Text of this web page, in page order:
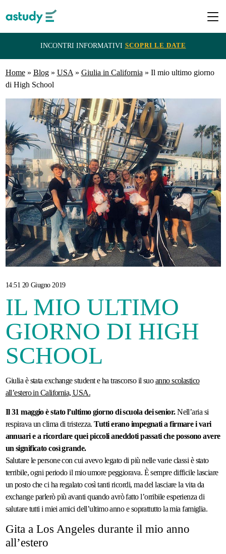
INCONTRI INFORMATIVI SCOPRI LE DATE
Destinazioni
Programmi
ITACA
e
Borse
di
Studio
Prezzi
e
Home» Blog» USA » Giulia in California » Il mio ultimo giorno
di High School
14:51 20 Giugno 2019
IL MIO ULTIMO
GIORNO DI HIGH
SCHOOL
Giulia è stata exchange student e ha trascorso il suoanno scolastico
all’estero in California, USA.
Il 31 maggio è stato l’ultimo giorno di scuola dei senior.Nell’aria si
respirava un clima di tristezza.Tutti erano impegnati a firmare i vari
annuari e a ricordare quei piccoli aneddoti passati che possono avere
un significato così grande.
Salutare le persone con cui avevo legato di più nelle varie classi è stato
terribile, ogni periodo il mio umore peggiorava. È sempre difficile lasciare
un posto che ci ha regalato così tanti ricordi, ma del lasciare la vita da
exchange parlerò più avanti quando avrò fatto l’orribile esperienza di
salutare tutti i miei amici dell’ultimo anno e soprattutto la mia famiglia.
Gita a Los Angeles durante il mio anno
all’estero